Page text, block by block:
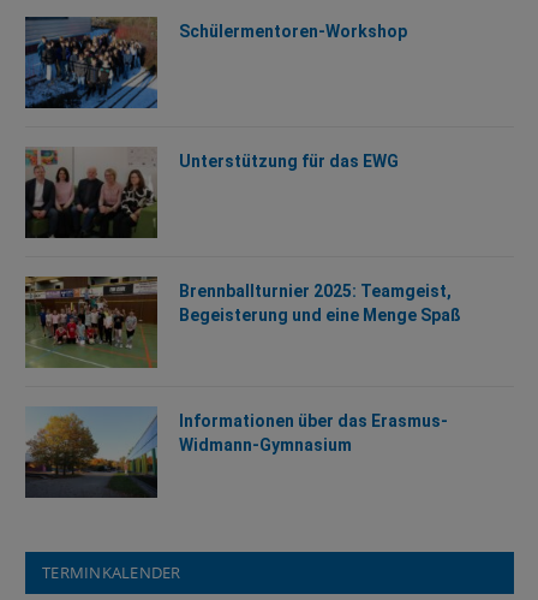
Schülermentoren-Workshop
Unterstützung für das EWG
Brennballturnier 2025: Teamgeist,
Begeisterung und eine Menge Spaß
Informationen über das Erasmus-
Widmann-Gymnasium
TERMINKALENDER